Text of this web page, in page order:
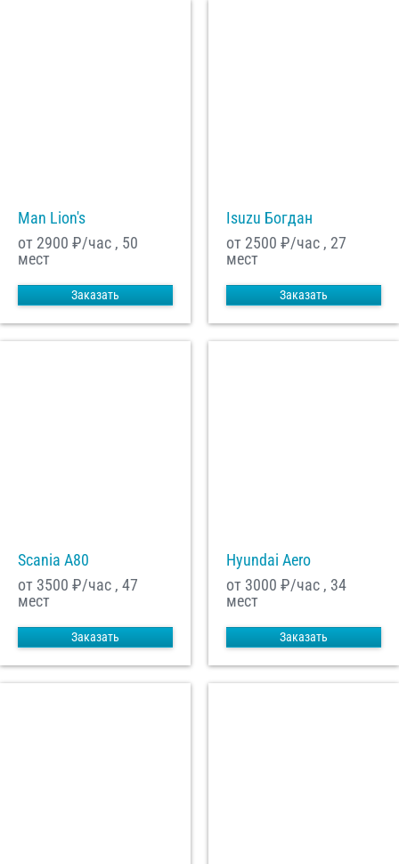
Man Lion's
от 2900 ₽/час , 50
мест
Заказать
Isuzu Богдан
от 2500 ₽/час , 27
мест
Заказать
Scania A80
от 3500 ₽/час , 47
мест
Заказать
Hyundai Aero
от 3000 ₽/час , 34
мест
Заказать